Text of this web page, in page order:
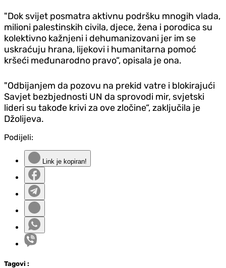
"Dok svijet posmatra aktivnu podršku mnogih vlada,
milioni palestinskih civila, djece, žena i porodica su
kolektivno kažnjeni i dehumanizovani jer im se
uskraćuju hrana, lijekovi i humanitarna pomoć
kršeći međunarodno pravo“, opisala je ona.
"Odbijanjem da pozovu na prekid vatre i blokirajući
Savjet bezbjednosti UN da sprovodi mir, svjetski
lideri su takođe krivi za ove zločine“, zaključila je
Džolijeva.
Podijeli:
Link je kopiran!
Tagovi :